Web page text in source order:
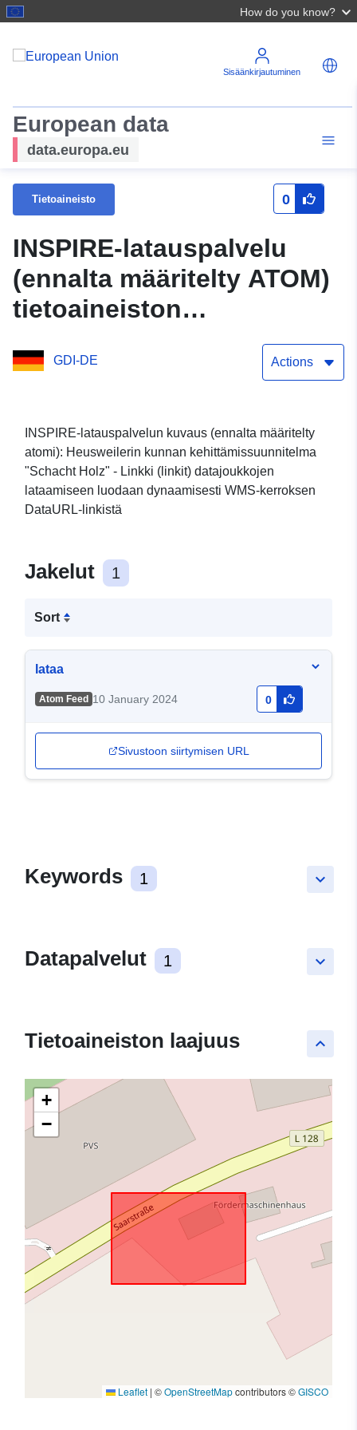
How do you know?
Sisäänkirjautuminen
European data
data.europa.eu
Tietoaineisto 0
INSPIRE-latauspalvelu
(ennalta määritelty ATOM)
tietoaineiston
kehittämissuunnitelmalle
"Schacht Holz"
GDI-DE Actions
INSPIRE-latauspalvelun kuvaus (ennalta määritelty
atomi): Heusweilerin kunnan kehittämissuunnitelma
"Schacht Holz" - Linkki (linkit) datajoukkojen
lataamiseen luodaan dynaamisesti WMS-kerroksen
DataURL-linkistä
Jakelut 1
Sort
lataa
Atom Feed 10 January 2024 0
Sivustoon siirtymisen URL
keyboard_arrow_down
Keywords 1
keyboard_arrow_down
Datapalvelut 1
keyboard_arrow_up
Tietoaineiston laajuus
+
−
Leaflet | ©OpenStreetMapcontributors ©GISCO